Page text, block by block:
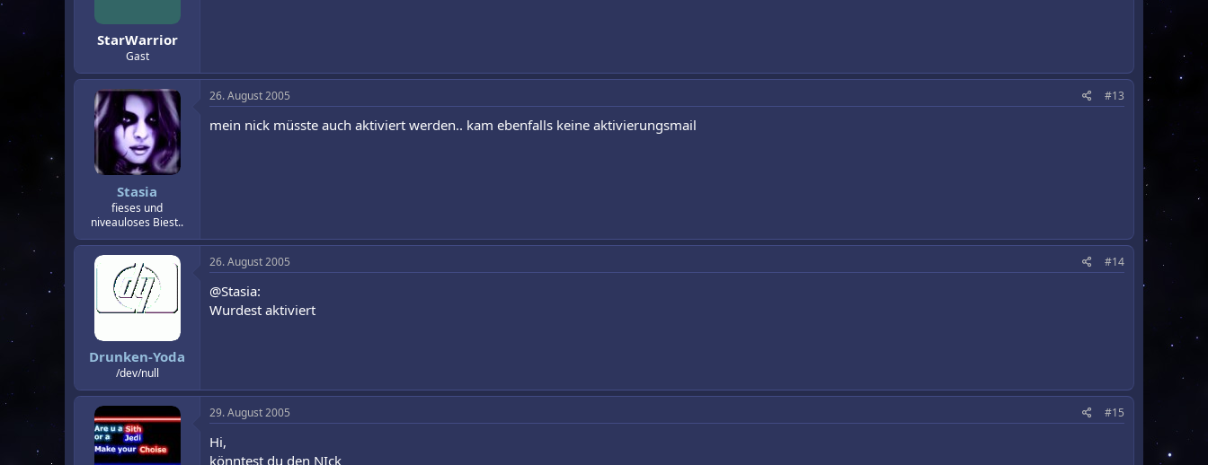
StarWarrior
Gast
Stasia
fieses und
niveauloses Biest..
26. August 2005 #13
mein nick müsste auch aktiviert werden.. kam ebenfalls keine aktivierungsmail
Drunken-Yoda
/dev/null
26. August 2005 #14
@Stasia:
Wurdest aktiviert
29. August 2005 #15
Hi,
könntest du den NIck